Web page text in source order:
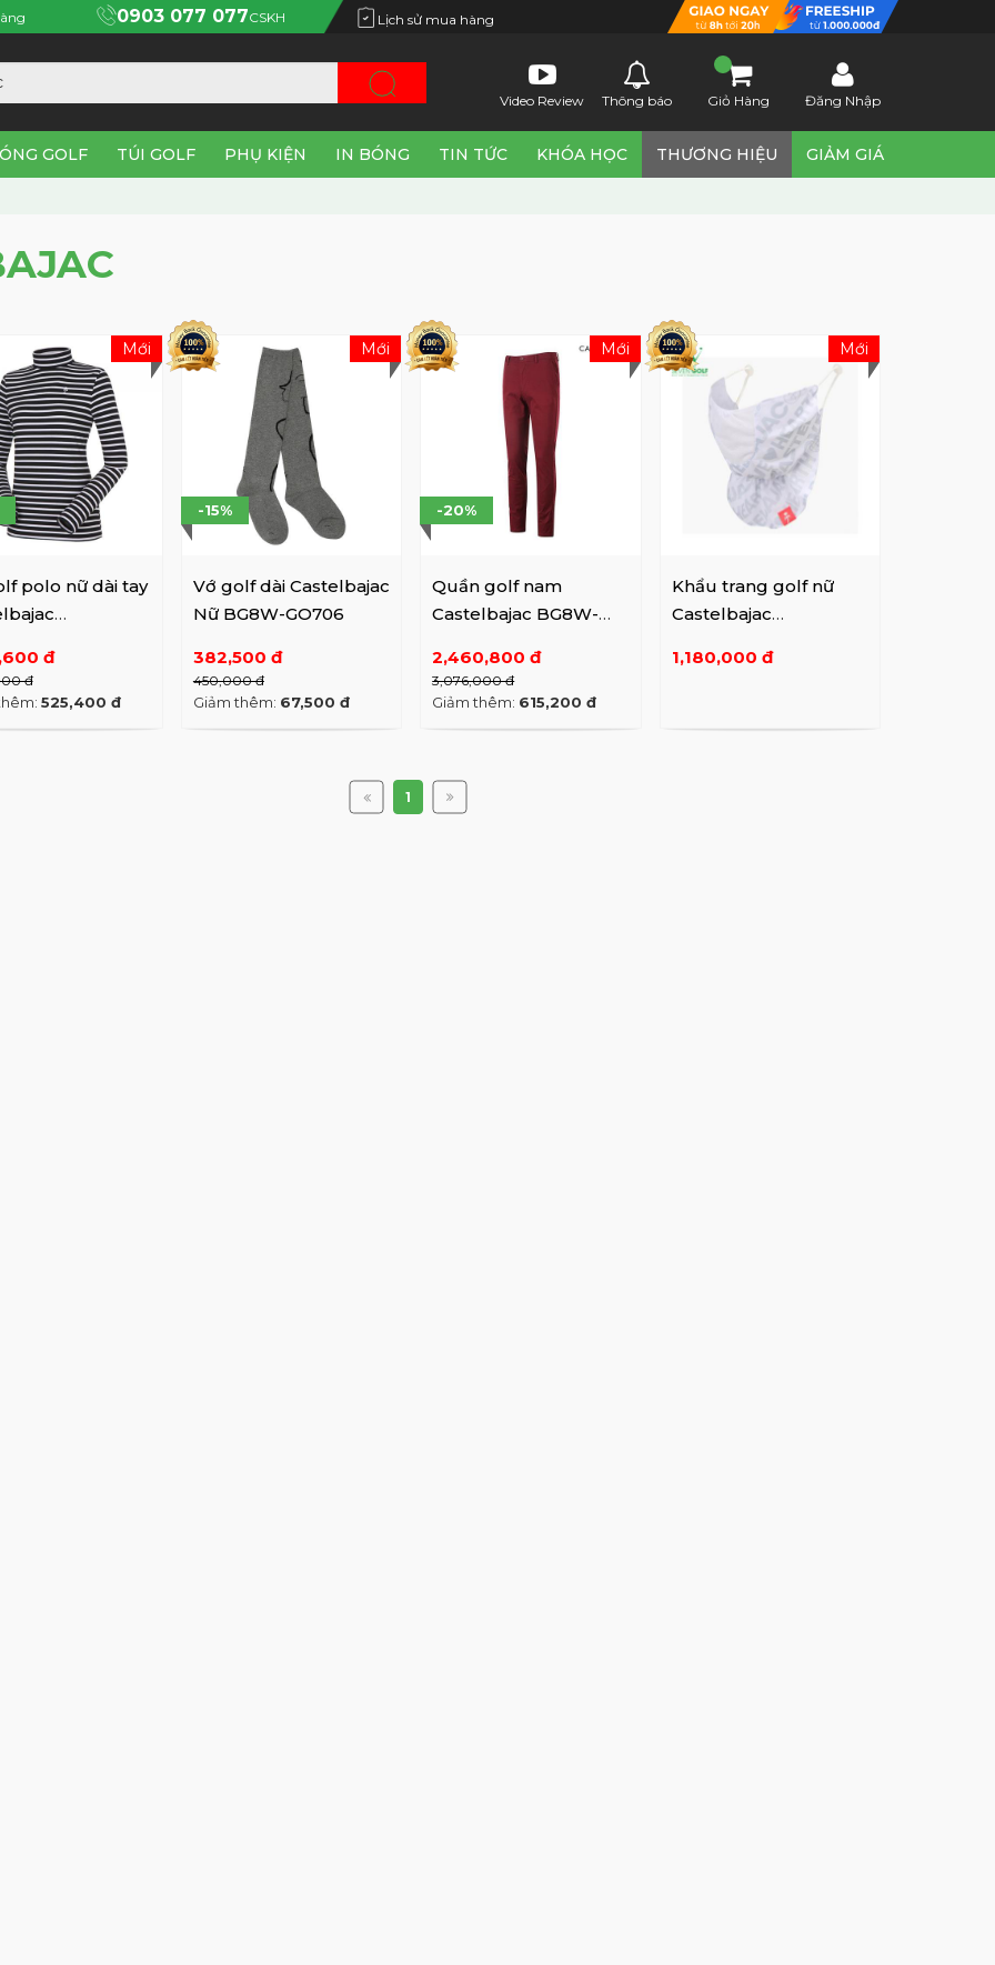
0903 077 077CSKH Lịch sử mua hàng
Video Review Thông báo Giỏ Hàng Đăng Nhập
GOLF TÚI GOLF PHỤ KIỆN IN BÓNG TIN TỨC KHÓA HỌC THƯƠNG HIỆU GIẢM GIÁ
polo nữ dài tay
đ
đ
525,400 đ
Mới
Vớ golf dài Castelbajac
Nữ BG8W-GO706
382,500 đ
450,000 đ
-15%
Giảm thêm: 67,500 đ
Mới
Quần golf nam
Castelbajac BG8W-
2,460,800 đ
3,076,000 đ
-20%
Giảm thêm: 615,200 đ
Mới
Khẩu trang golf nữ
Castelbajac
1,180,000 đ
Mới
1